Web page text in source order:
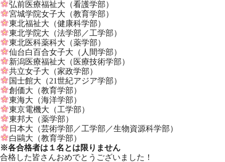
弘前医療福祉大（看護学部）
宮城学院女子大（教育学部）
東北福祉大（健康科学部）
東北学院大（法学部／工学部）
東北医科薬科大（薬学部）
仙台白百合女子大（人間学部）
新潟医療福祉大（医療技術学部）
共立女子大（家政学部）
国士館大（21世紀アジア学部）
創価大（教育学部）
東海大（海洋学部）
東京電機大（工学部）
東邦大（薬学部）
日本大（芸術学部／工学部／生物資源科学部）
白鷗大（教育学部）
※各合格者は１名とは限りません
合格した皆さんおめでとうございました！